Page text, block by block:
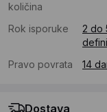
količina
Rok isporuke
2 do
Pravo povrata
14
Dostava